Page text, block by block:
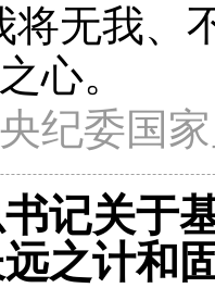
将无我、
心。
纪委国
记关于
之计和